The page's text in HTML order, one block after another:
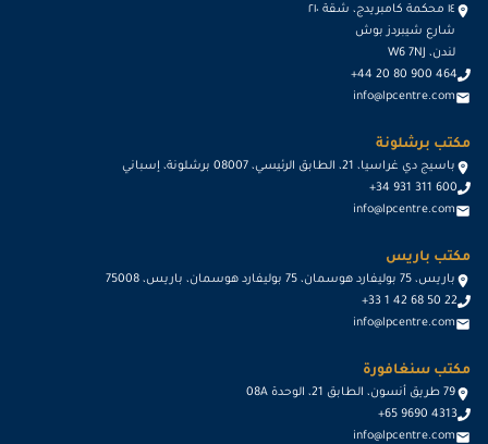
١٤ محكمة كامبريدج، شقة ٢١٠
شارع شيبردز بوش
لندن، W6 7NJ
+44 20 80 900 464
info@lpcentre.com
مكتب برشلونة
باسيج دي غراسيا، 21، الطابق الرئيسي، 08007 برشلونة، إسباني
+34 931 311 600
info@lpcentre.com
مكتب باريس
باريس، 75 بوليفارد هوسمان، 75 بوليفارد هوسمان، باريس، 75008
+33 1 42 68 50 22
info@lpcentre.com
مكتب سنغافورة
79 طريق أنسون، الطابق 21، الوحدة 08A
+65 9690 4313
info@lpcentre.com